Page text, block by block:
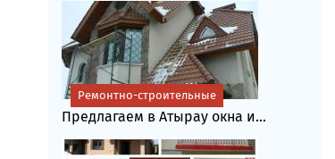
Предлагаем в Атырау окна и...
Ремонтно-строительные